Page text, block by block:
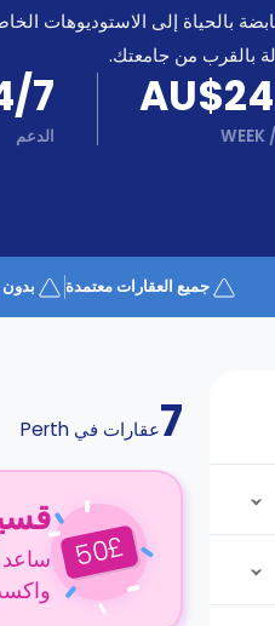
بالحياة إلى الاستوديوهات
بالقرب من جامعتك.
/
WEEK
7
الدعم
جميع العقارات معتمدة
7عقارات في Perth
£
50
ساعد
واكسب 50 جنيهًا إسترلينيًا